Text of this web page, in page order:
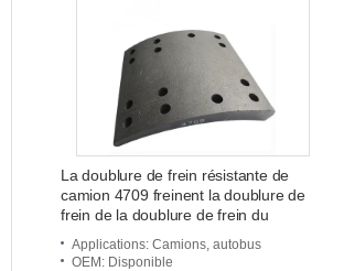
La doublure de frein résistante de
camion 4709 freinent la doublure de
frein de la doublure de frein du
Applications: Camions, autobus
OEM : Disponible